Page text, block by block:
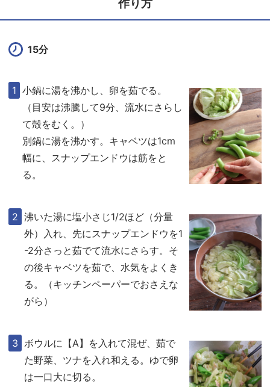
作り方
15分
小鍋に湯を沸かし、卵を茹でる。
（目安は沸騰して9分、流水にさらし
て殻をむく。）
別鍋に湯を沸かす。キャベツは1cm
幅に、スナップエンドウは筋をと
る。
沸いた湯に塩小さじ1/2ほど（分量
外）入れ、先にスナップエンドウを1
-2分さっと茹でて流水にさらす。そ
の後キャベツを茹で、水気をよくき
る。（キッチンペーパーでおさえな
がら）
ボウルに【A】を入れて混ぜ、茹で
た野菜、ツナを入れ和える。ゆで卵
は一口大に切る。